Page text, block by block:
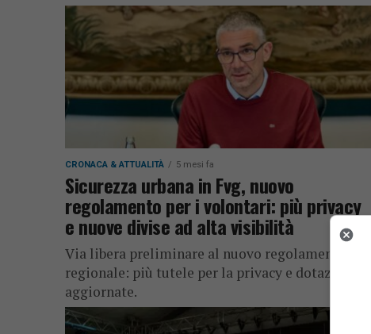
CRONACA & ATTUALITÀ 5 mesi fa
Sicurezza urbana in Fvg, nuovo
regolamento per i volontari: più privacy
e nuove divise ad alta visibilità
Via libera preliminare al nuovo regolamento
regionale: più tutele per la privacy e dotazioni
aggiornate.